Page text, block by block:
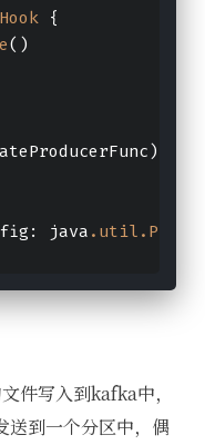
{
()
java
.util
件写入到kafka中，
到一个分区中，偶